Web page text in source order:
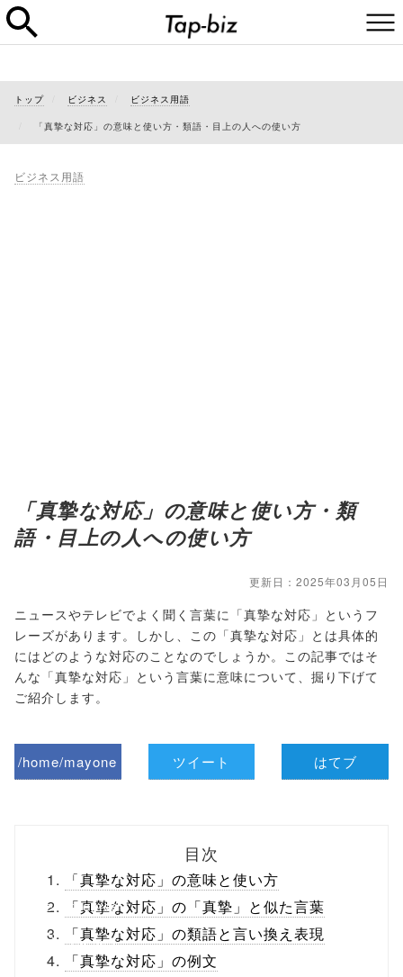
トップ ビジネス ビジネス用語
「真摯な対応」の意味と使い方・類語・目上の人への使い方
ビジネス用語
「真摯な対応」の意味と使い方・類
語・目上の人への使い方
更新日：2025年03月05日
ニュースやテレビでよく聞く言葉に「真摯な対応」というフ
レーズがあります。しかし、この「真摯な対応」とは具体的
にはどのような対応のことなのでしょうか。この記事ではそ
んな「真摯な対応」という言葉に意味について、掘り下げて
ご紹介します。
/home/mayone
ml/wp-
content/themes
/tapbiz_theme/
ツイート はてブ
目次
「真摯な対応」の意味と使い方
「真摯な対応」の「真摯」と似た言葉
「真摯な対応」の類語と言い換え表現
「真摯な対応」の例文